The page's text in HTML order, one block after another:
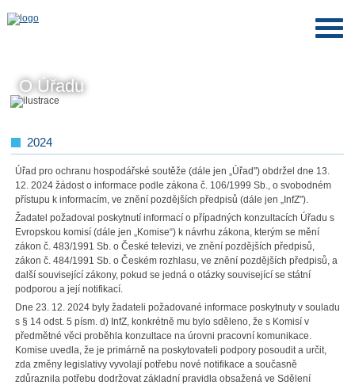
O Úřadu
2024
Úřad pro ochranu hospodářské soutěže (dále jen „Úřad") obdržel dne 13.
12. 2024 žádost o informace podle zákona č. 106/1999 Sb., o svobodném
přístupu k informacím, ve znění pozdějších předpisů (dále jen „InfZ").
Žadatel požadoval poskytnutí informací o případných konzultacích Úřadu s
Evropskou komisí (dále jen „Komise“) k návrhu zákona, kterým se mění
zákon č. 483/1991 Sb. o České televizi, ve znění pozdějších předpisů,
zákon č. 484/1991 Sb. o Českém rozhlasu, ve znění pozdějších předpisů, a
další související zákony, pokud se jedná o otázky související se státní
podporou a její notifikací.
Dne 23. 12. 2024 byly žadateli požadované informace poskytnuty v souladu
s § 14 odst. 5 písm. d) InfZ, konkrétně mu bylo sděleno, že s Komisí v
předmětné věci proběhla konzultace na úrovni pracovní komunikace.
Komise uvedla, že je primárně na poskytovateli podpory posoudit a určit,
zda změny legislativy vyvolají potřebu nové notifikace a současně
zdůraznila potřebu dodržovat základní pravidla obsažená ve Sdělení